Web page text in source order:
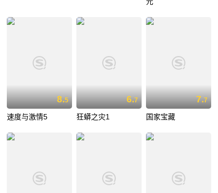
8.5
速度与激情5
6.7
狂蟒之灾1
7.7
国家宝藏